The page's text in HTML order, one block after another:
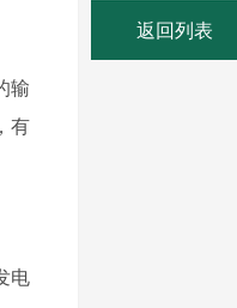
输
有
电
返回列表